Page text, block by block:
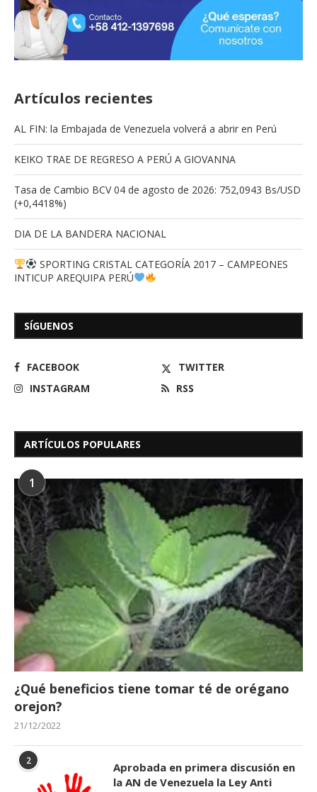
Artículos recientes
AL FIN: la Embajada de Venezuela volverá a abrir en Perú
KEIKO TRAE DE REGRESO A PERÚ A GIOVANNA
Tasa de Cambio BCV 04 de agosto de 2026: 752,0943 Bs/USD
(+0,4418%)
DIA DE LA BANDERA NACIONAL
SPORTING CRISTAL CATEGORÍA 2017 – CAMPEONES
INTICUP AREQUIPA PERÚ
SÍGUENOS
FACEBOOK
TWITTER
INSTAGRAM
RSS
ARTÍCULOS POPULARES
1
¿Qué beneficios tiene tomar té de orégano
orejon?
21/12/2022
2
Aprobada en primera discusión en
la AN de Venezuela la Ley Anti